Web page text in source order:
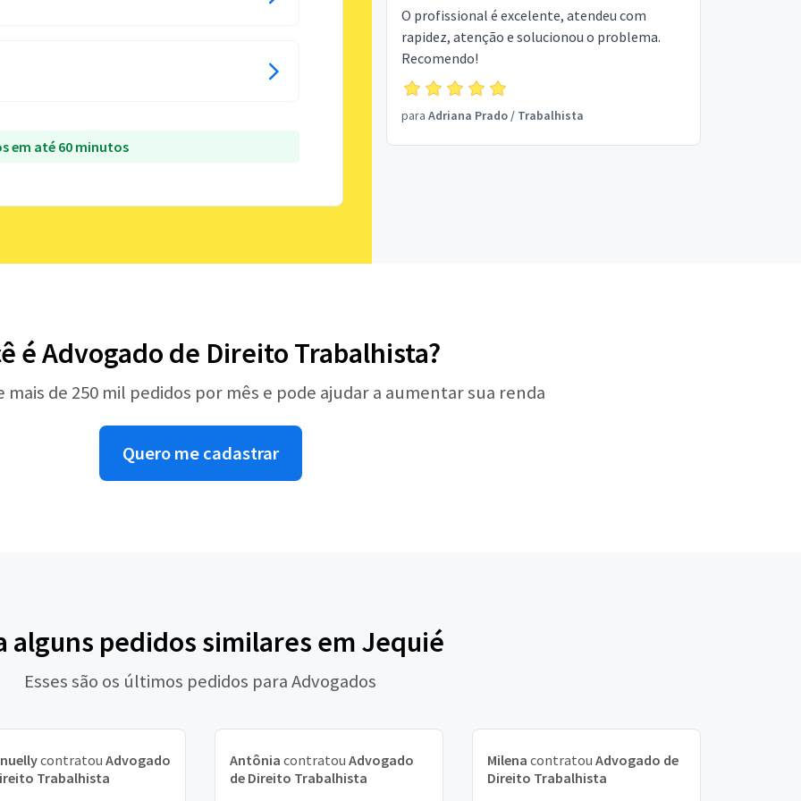
em até 60 minutos
O profissional é excelente, atendeu com
rapidez, atenção e solucionou o problema.
Recomendo!
para Adriana Prado/ Trabalhista
é Advogado de Direito Trabalhista?
mais de 250 mil pedidos por mês e pode ajudar a aumentar sua renda
Quero me cadastrar
alguns pedidos similares em Jequié
Esses são os últimos pedidos para Advogados
contratou Advogado
Trabalhista
Antônia contratou Advogado
de Direito Trabalhista
Milena contratou Advogado de
Direito Trabalhista